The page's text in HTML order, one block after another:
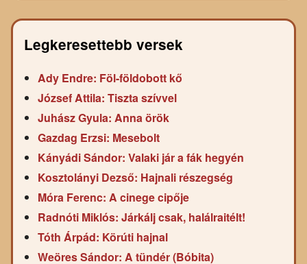
Legkeresettebb versek
Ady Endre: Föl-földobott kő
József Attila: Tiszta szívvel
Juhász Gyula: Anna örök
Gazdag Erzsi: Mesebolt
Kányádi Sándor: Valaki jár a fák hegyén
Kosztolányi Dezső: Hajnali részegség
Móra Ferenc: A cinege cipője
Radnóti Miklós: Járkálj csak, halálraitélt!
Tóth Árpád: Körúti hajnal
Weöres Sándor: A tündér (Bóbita)